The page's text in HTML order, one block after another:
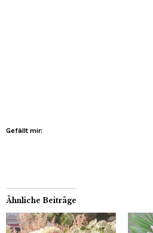
Gefällt mir:
Ähnliche Beiträge